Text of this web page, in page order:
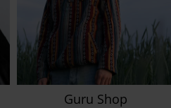
Guru Shop